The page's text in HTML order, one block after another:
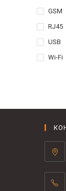
GSM
RJ45
USB
Wi-Fi